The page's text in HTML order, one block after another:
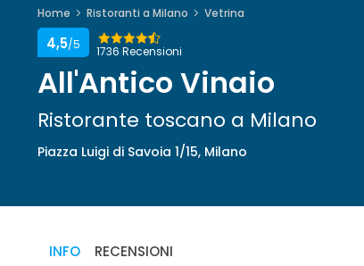
Home Ristoranti a Milano Vetrina
1736 Recensioni
4,5/5
All'Antico Vinaio
Ristorante toscano a Milano
Piazza Luigi di Savoia 1/15, Milano
INFO RECENSIONI